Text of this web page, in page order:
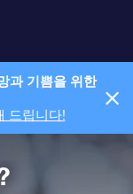
과 기쁨을 위한
드립니다!